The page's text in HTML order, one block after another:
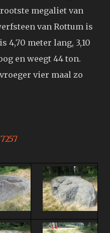
megaliet van
van Rottum is
4,70 meter lang, 3,10
en weegt 44 ton.
vier maal zo